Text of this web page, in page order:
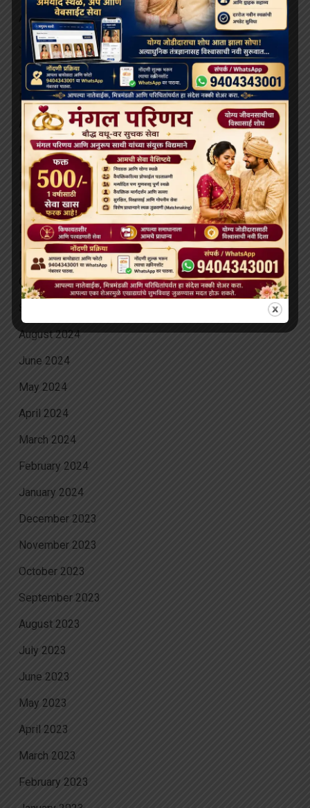
August 2025
July 2025
June 2025
May 2025
April 2025
March 2025
February 2025
January 2025
December 2024
November 2024
October 2024
August 2024
June 2024
May 2024
April 2024
March 2024
February 2024
January 2024
December 2023
November 2023
October 2023
September 2023
August 2023
July 2023
June 2023
May 2023
April 2023
March 2023
February 2023